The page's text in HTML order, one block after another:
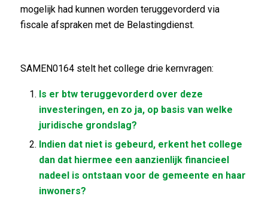
mogelijk had kunnen worden teruggevorderd via
fiscale afspraken met de Belastingdienst.
SAMEN0164 stelt het college drie kernvragen:
Is er btw teruggevorderd over deze
investeringen, en zo ja, op basis van welke
juridische grondslag?
Indien dat niet is gebeurd, erkent het college
dan dat hiermee een aanzienlijk financieel
nadeel is ontstaan voor de gemeente en haar
inwoners?